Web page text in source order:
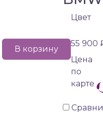
В корзину
Цвет
55 900
Цена
по
карте